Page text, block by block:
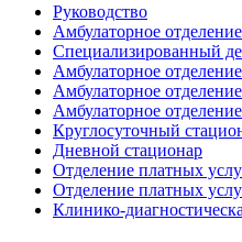
Руководство
Амбулаторное
Специализированный
Амбулаторное
Амбулаторное
Амбулаторное
Круглосуточный
Дневной стационар
Отделение платных
Отделение платных
Клинико-